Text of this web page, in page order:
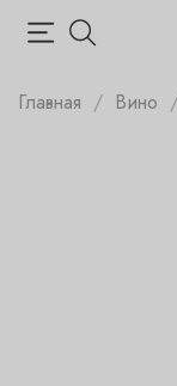
Главная Вино